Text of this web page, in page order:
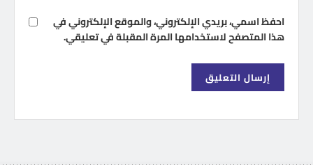
احفظ اسمي، بريدي الإلكتروني، والموقع الإلكتروني في
هذا المتصفح لاستخدامها المرة المقبلة في تعليقي.